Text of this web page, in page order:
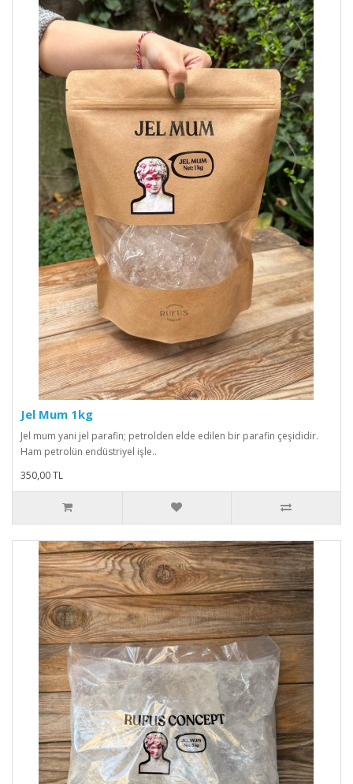
Jel Mum 1kg
Jel mum yani jel parafin; petrolden elde edilen bir parafin çeşididir.
Ham petrolün endüstriyel işle..
350,00 TL